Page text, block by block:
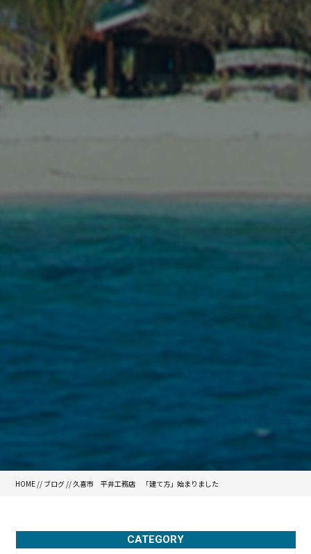
HOME // ブログ // 久喜市 平井工務店 「建て方」始まりました
CATEGORY